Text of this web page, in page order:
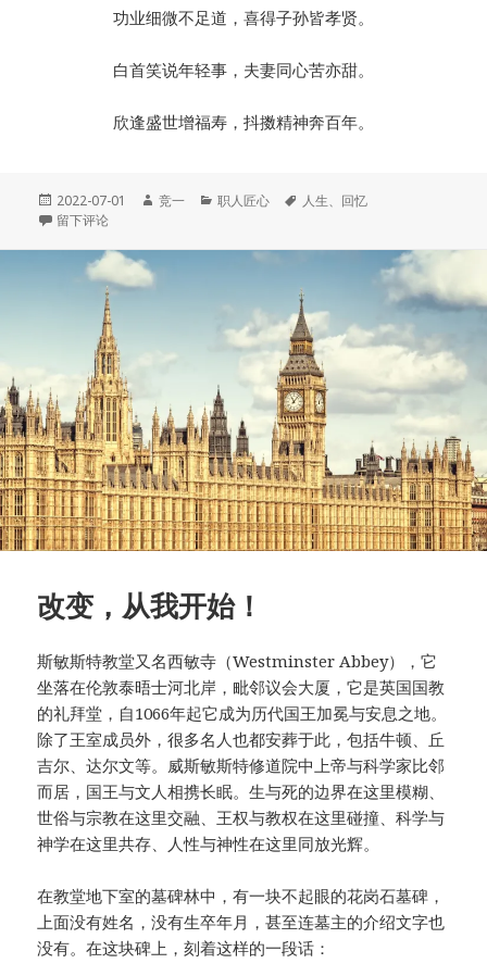
功业细微不足道，喜得子孙皆孝贤。
白首笑说年轻事，夫妻同心苦亦甜。
欣逢盛世增福寿，抖擞精神奔百年。
发
布
2022-07-01
作
竞一
分
职人匠心
标
人生、 回忆
于生命的园丁
留下评论
改变，从我开始！
斯敏斯特教堂又名西敏寺（Westminster Abbey），它
坐落在伦敦泰晤士河北岸，毗邻议会大厦，它是英国国教
的礼拜堂，自1066年起它成为历代国王加冕与安息之地。
除了王室成员外，很多名人也都安葬于此，包括牛顿、丘
吉尔、达尔文等。威斯敏斯特修道院中上帝与科学家比邻
而居，国王与文人相携长眠。生与死的边界在这里模糊、
世俗与宗教在这里交融、王权与教权在这里碰撞、科学与
神学在这里共存、人性与神性在这里同放光辉。
在教堂地下室的墓碑林中，有一块不起眼的花岗石墓碑，
上面没有姓名，没有生卒年月，甚至连墓主的介绍文字也
没有。在这块碑上，刻着这样的一段话：